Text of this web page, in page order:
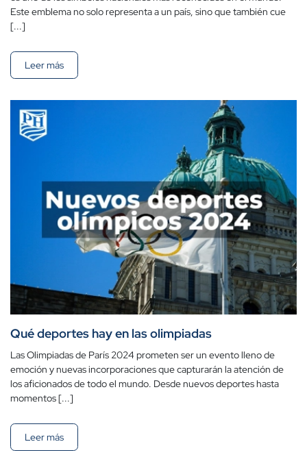
Este emblema no solo representa a un país, sino que también cue
[...]
Leer más
Qué deportes hay en las olimpiadas
Las Olimpiadas de París 2024 prometen ser un evento lleno de
emoción y nuevas incorporaciones que capturarán la atención de
los aficionados de todo el mundo. Desde nuevos deportes hasta
momentos [...]
Leer más